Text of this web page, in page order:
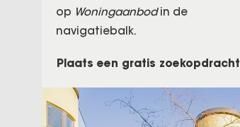
op Woningaanbodin de
navigatiebalk.
Plaats een gratis zoekopdracht